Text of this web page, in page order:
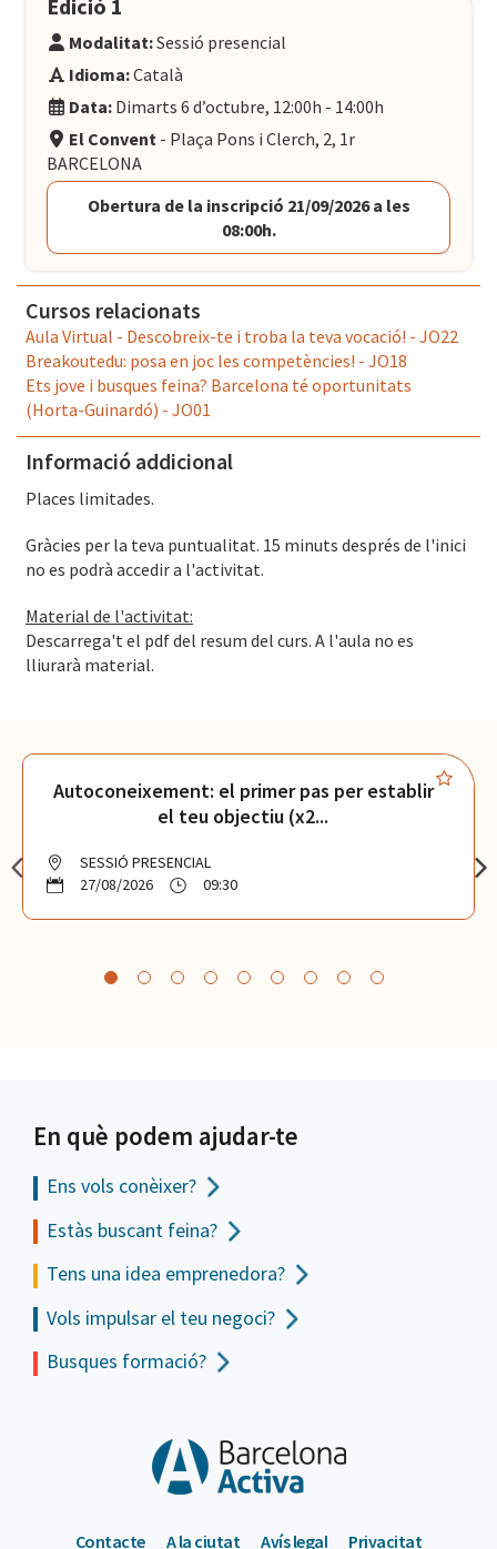
Edició 1
Modalitat:Sessió presencial
Idioma:Català
Data: Dimarts 6 d’octubre, 12:00h - 14:00h
El Convent - Plaça Pons i Clerch, 2, 1r
BARCELONA
Obertura de la inscripció 21/09/2026 a les
08:00h.
Cursos relacionats
Aula Virtual - Descobreix-te i troba la teva vocació! - JO22
Breakoutedu: posa en joc les competències! - JO18
Ets jove i busques feina? Barcelona té oportunitats
(Horta-Guinardó) - JO01
Informació addicional
Places limitades.
Gràcies per la teva puntualitat. 15 minuts després de l'inici
no es podrà accedir a l'activitat.
Material de l'activitat:
Descarrega't el pdf del resum del curs. A l'aula no es
lliurarà material.
Autoconeixement: el primer pas per establir
el teu objectiu (x2...
SESSIÓ PRESENCIAL
27/08/2026
09:30
En què podem ajudar-te
Ens vols conèixer?
Estàs buscant feina?
Tens una idea emprenedora?
Vols impulsar el teu negoci?
Busques formació?
Contacte A la ciutat Avís legal Privacitat